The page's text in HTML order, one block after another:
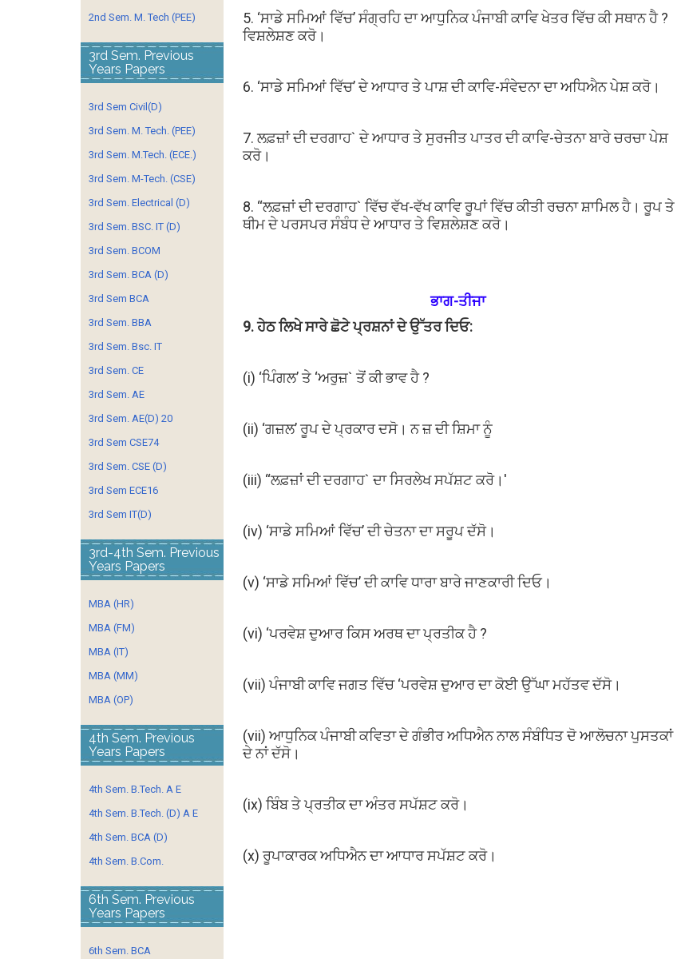
5. ‘ਸਾਡੇ ਸਮਿਆਂ ਵਿੱਚ’ ਸੰਗ੍ਰਹਿ ਦਾ ਆਧੁਨਿਕ ਪੰਜਾਬੀ ਕਾਵਿ ਖੇਤਰ ਵਿੱਚ ਕੀ ਸਥਾਨ ਹੈ ?
ਵਿਸ਼ਲੇਸ਼ਣ ਕਰੋ।
6. ‘ਸਾਡੇ ਸਮਿਆਂ ਵਿੱਚ’ ਦੇ ਆਧਾਰ ਤੇ ਪਾਸ਼ ਦੀ ਕਾਵਿ-ਸੰਵੇਦਨਾ ਦਾ ਅਧਿਐਨ ਪੇਸ਼ ਕਰੋ।
7. ਲਫ਼ਜ਼ਾਂ ਦੀ ਦਰਗਾਹ` ਦੇ ਆਧਾਰ ਤੇ ਸੁਰਜੀਤ ਪਾਤਰ ਦੀ ਕਾਵਿ-ਚੇਤਨਾ ਬਾਰੇ ਚਰਚਾ ਪੇਸ਼
ਕਰੋ।
8. “ਲਫ਼ਜ਼ਾਂ ਦੀ ਦਰਗਾਹ` ਵਿੱਚ ਵੱਖ-ਵੱਖ ਕਾਵਿ ਰੂਪਾਂ ਵਿੱਚ ਕੀਤੀ ਰਚਨਾ ਸ਼ਾਮਿਲ ਹੈ। ਰੂਪ ਤੇ
ਥੀਮ ਦੇ ਪਰਸਪਰ ਸੰਬੰਧ ਦੇ ਆਧਾਰ ਤੇ ਵਿਸ਼ਲੇਸ਼ਣ ਕਰੋ।
ਭਾਗ-ਤੀਜਾ
9. ਹੇਠ ਲਿਖੇ ਸਾਰੇ ਛੋਟੇ ਪ੍ਰਸ਼ਨਾਂ ਦੇ ਉੱਤਰ ਦਿਓ:
(i) ‘ਪਿੰਗਲ’ ਤੇ ‘ਅਰੁਜ਼` ਤੋਂ ਕੀ ਭਾਵ ਹੈ ?
(ii) ‘ਗਜ਼ਲ’ ਰੂਪ ਦੇ ਪ੍ਰਕਾਰ ਦਸੋ। ਨ ਜ਼ ਦੀ ਸ਼ਿਮਾ ਨੂੰ
(iii) “ਲਫ਼ਜ਼ਾਂ ਦੀ ਦਰਗਾਹ` ਦਾ ਸਿਰਲੇਖ ਸਪੱਸ਼ਟ ਕਰੋ।'
(iv) ‘ਸਾਡੇ ਸਮਿਆਂ ਵਿੱਚ’ ਦੀ ਚੇਤਨਾ ਦਾ ਸਰੂਪ ਦੱਸੋ।
(v) ‘ਸਾਡੇ ਸਮਿਆਂ ਵਿੱਚ’ ਦੀ ਕਾਵਿ ਧਾਰਾ ਬਾਰੇ ਜਾਣਕਾਰੀ ਦਿਓ।
(vi) ‘ਪਰਵੇਸ਼ ਦੁਆਰ ਕਿਸ ਅਰਥ ਦਾ ਪ੍ਰਤੀਕ ਹੈ ?
(vii) ਪੰਜਾਬੀ ਕਾਵਿ ਜਗਤ ਵਿੱਚ ‘ਪਰਵੇਸ਼ ਦੁਆਰ ਦਾ ਕੋਈ ਉੱਘਾ ਮਹੱਤਵ ਦੱਸੋ।
(vii) ਆਧੁਨਿਕ ਪੰਜਾਬੀ ਕਵਿਤਾ ਦੇ ਗੰਭੀਰ ਅਧਿਐਨ ਨਾਲ ਸੰਬੰਧਿਤ ਦੋ ਆਲੋਚਨਾ ਪੁਸਤਕਾਂ
ਦੇ ਨਾਂ ਦੱਸੋ।
(ix) ਬਿੰਬ ਤੇ ਪ੍ਰਤੀਕ ਦਾ ਅੰਤਰ ਸਪੱਸ਼ਟ ਕਰੋ।
(x) ਰੂਪਾਕਾਰਕ ਅਧਿਐਨ ਦਾ ਆਧਾਰ ਸਪੱਸ਼ਟ ਕਰੋ।
2nd Sem. M. Tech (PEE)
3rd Sem. Previous
Years Papers
3rd Sem Civil(D)
3rd Sem. M. Tech. (PEE)
3rd Sem. M.Tech. (ECE.)
3rd Sem. M-Tech. (CSE)
3rd Sem. Electrical (D)
3rd Sem. BSC. IT (D)
3rd Sem. BCOM
3rd Sem. BCA (D)
3rd Sem BCA
3rd Sem. BBA
3rd Sem. Bsc. IT
3rd Sem. CE
3rd Sem. AE
3rd Sem. AE(D) 20
3rd Sem CSE74
3rd Sem. CSE (D)
3rd Sem ECE16
3rd Sem IT(D)
3rd-4th Sem. Previous
Years Papers
MBA (HR)
MBA (FM)
MBA (IT)
MBA (MM)
MBA (OP)
4th Sem. Previous
Years Papers
4th Sem. B.Tech. A E
4th Sem. B.Tech. (D) A E
4th Sem. BCA (D)
4th Sem. B.Com.
6th Sem. Previous
Years Papers
6th Sem. BCA